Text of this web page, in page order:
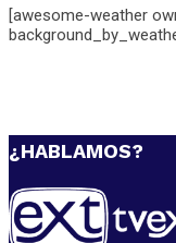
[awesome-weather
¿HABLAMOS?